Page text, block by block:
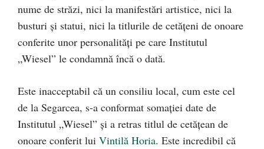
nume de străzi, nici la manifestări artistice, nici la
busturi şi statui, nici la titlurile de cetăţeni de onoare
conferite unor personalităţi pe care Institutul
„Wiesel” le condamnă încă o dată.
Este inacceptabil că un consiliu local, cum este cel
de la Segarcea, s-a conformat somaţiei date de
Institutul „Wiesel” şi a retras titlul de cetăţean de
onoare conferit lui Vintilă Horia. Este incredibil că